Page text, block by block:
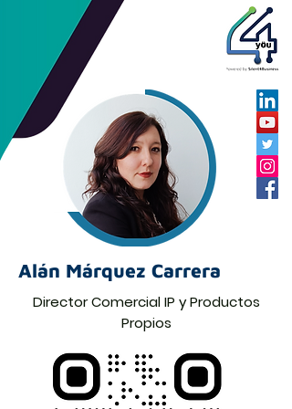
Alán Márquez Carrera
Director Comercial IP y Productos
Propios